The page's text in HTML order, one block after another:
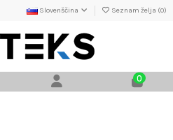
Slovenščina Seznam želja (0)
0